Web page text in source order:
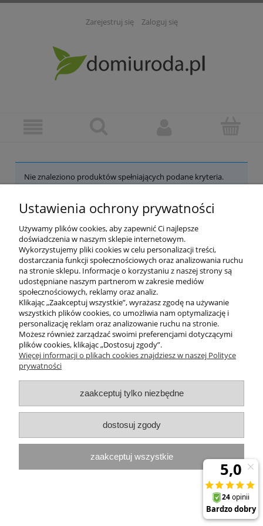
Zarejestruj się Zaloguj się
Nie znaleziono produktów spełniających podane kryteria.
POMOC
INFORMACJE
ZAKUPY
MOJE KONTO
PROGRAMY PROMOCYJNE
InterPromo MARTA POPIELA-MOLEK NIP: 7341300379
pokaż pełną wersję strony
Ustawienia ochrony prywatności
Używamy plików cookies, aby zapewnić Ci najlepsze
doświadczenia w naszym sklepie internetowym.
Wykorzystujemy pliki cookies w celu personalizacji treści,
dostarczania funkcji społecznościowych oraz analizowania ruchu
na stronie sklepu. Informacje o korzystaniu z naszej strony są
udostępniane naszym partnerom w zakresie mediów
społecznościowych, reklamy oraz analiz.
Klikając „Zaakceptuj wszystkie”, wyrażasz zgodę na używanie
wszystkich plików cookies, co umożliwia nam optymalizację i
personalizację reklam oraz analizowanie ruchu na stronie.
Możesz również zarządzać swoimi preferencjami dotyczącymi
plików cookies, klikając „Dostosuj zgody”.
Więcej informacji o plikach cookies znajdziesz w naszej Polityce
prywatności
zaakceptuj tylko niezbędne
dostosuj zgody
zaakceptuj wszystkie